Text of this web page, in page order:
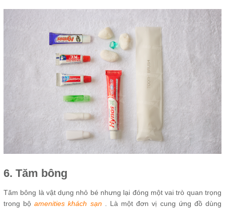
6. Tăm bông
Tăm bông là vật dụng nhỏ bé nhưng lại đóng một vai trò quan trọng
trong bộamenities khách sạn. Là một đơn vị cung ứng đồ dùng